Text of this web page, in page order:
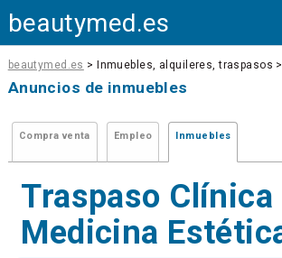
beautymed.es
beautymed.es > Inmuebles, alquileres, traspasos >
Anuncios de inmuebles
Compra venta Empleo Inmuebles
Traspaso Clínica
Medicina